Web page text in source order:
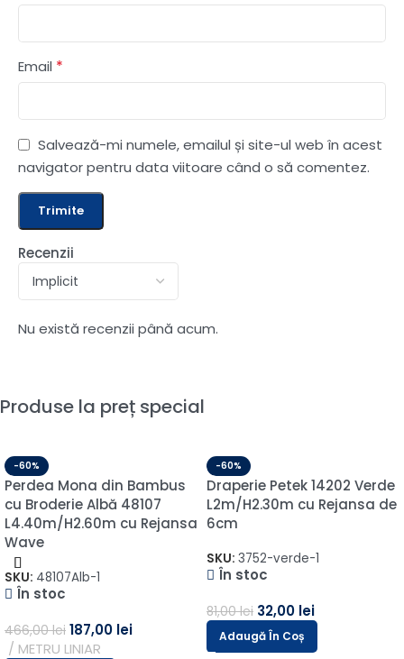
Recenzii
Nu există recenzii până acum.
Email *
Salvează-mi numele, emailul și site-ul web în acest
navigator pentru data viitoare când o să comentez.
Produse la preț special
-60%
Perdea Mona din Bambus
cu Broderie Albă 48107
L4.40m/H2.60m cu Rejansa
Wave
SKU: 48107Alb-1
În stoc
466,00lei 187,00 lei
METRU LINIAR
-60%
Draperie Petek 14202 Verde
L2m/H2.30m cu Rejansa de
6cm
SKU: 3752-verde-1
În stoc
81,00lei 32,00 lei
Adaugă În Coș